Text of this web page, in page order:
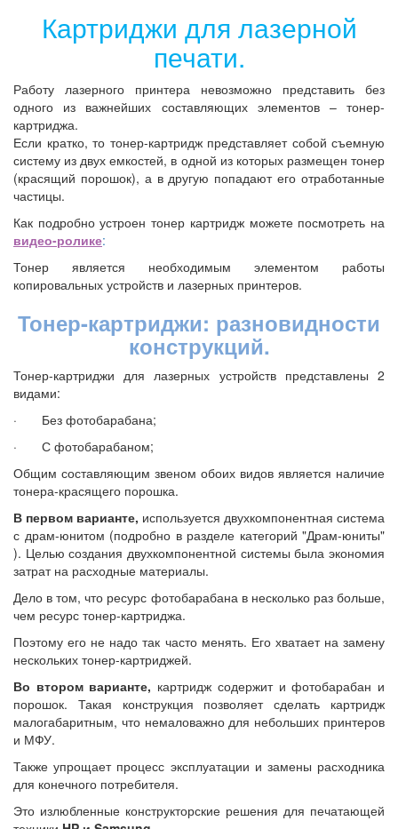
Картриджи для лазерной
печати.
Работу лазерного принтера невозможно представить без
одного из важнейших составляющих элементов – тонер-
картриджа.
Если кратко, то тонер-картридж представляет собой съемную
систему из двух емкостей, в одной из которых размещен тонер
(красящий порошок), а в другую попадают его отработанные
частицы.
Как подробно устроен тонер картридж можете посмотреть на
видео-ролике:
Тонер является необходимым элементом работы
копировальных устройств и лазерных принтеров.
Тонер-картриджи: разновидности
конструкций.
Тонер-картриджи для лазерных устройств представлены 2
видами:
· Без фотобарабана;
· С фотобарабаном;
Общим составляющим звеном обоих видов является наличие
тонера-красящего порошка.
В первом варианте, используется двухкомпонентная система
с драм-юнитом (подробно в разделе категорий "Драм-юниты"
). Целью создания двухкомпонентной системы была экономия
затрат на расходные материалы.
Дело в том, что ресурс фотобарабана в несколько раз больше,
чем ресурс тонер-картриджа.
Поэтому его не надо так часто менять. Его хватает на замену
нескольких тонер-картриджей.
Во втором варианте, картридж содержит и фотобарабан и
порошок. Такая конструкция позволяет сделать картридж
малогабаритным, что немаловажно для небольших принтеров
и МФУ.
Также упрощает процесс эксплуатации и замены расходника
для конечного потребителя.
Это излюбленные конструкторские решения для печатающей